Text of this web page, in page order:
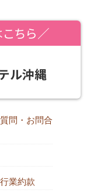
ちら／
ル沖縄
問・お問合
業約款